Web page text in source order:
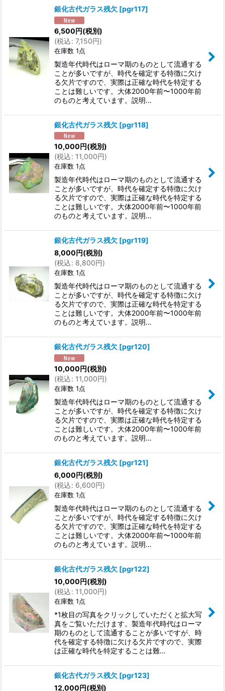
銀化古代ガラス残欠 [pgr117]
6,500円(税別)
(税込: 7,150円)
在庫数 1点
製造年代時代はローマ期のものとして流通する
ことが多いですが、時代を確定する特徴に欠け
る欠片ですので、実際は正確な時代を特定する
ことは難しいです。大体2000年前〜1000年前
のものと考えています。説明…
銀化古代ガラス残欠 [pgr118]
10,000円(税別)
(税込: 11,000円)
在庫数 1点
製造年代時代はローマ期のものとして流通する
ことが多いですが、時代を確定する特徴に欠け
る欠片ですので、実際は正確な時代を特定する
ことは難しいです。大体2000年前〜1000年前
のものと考えています。説明…
銀化古代ガラス残欠 [pgr119]
8,000円(税別)
(税込: 8,800円)
在庫数 1点
製造年代時代はローマ期のものとして流通する
ことが多いですが、時代を確定する特徴に欠け
る欠片ですので、実際は正確な時代を特定する
ことは難しいです。大体2000年前〜1000年前
のものと考えています。説明…
銀化古代ガラス残欠 [pgr120]
10,000円(税別)
(税込: 11,000円)
在庫数 1点
製造年代時代はローマ期のものとして流通する
ことが多いですが、時代を確定する特徴に欠け
る欠片ですので、実際は正確な時代を特定する
ことは難しいです。大体2000年前〜1000年前
のものと考えています。説明…
銀化古代ガラス残欠 [pgr121]
6,000円(税別)
(税込: 6,600円)
在庫数 1点
製造年代時代はローマ期のものとして流通する
ことが多いですが、時代を確定する特徴に欠け
る欠片ですので、実際は正確な時代を特定する
ことは難しいです。大体2000年前〜1000年前
のものと考えています。説明…
銀化古代ガラス残欠 [pgr122]
10,000円(税別)
(税込: 11,000円)
在庫数 1点
*1枚目の写真をクリックしていただくと拡大写
真をご覧いただけます。製造年代時代はローマ
期のものとして流通することが多いですが、時
代を確定する特徴に欠ける欠片ですので、実際
は正確な時代を特定することは難…
銀化古代ガラス残欠 [pgr123]
12,000円(税別)